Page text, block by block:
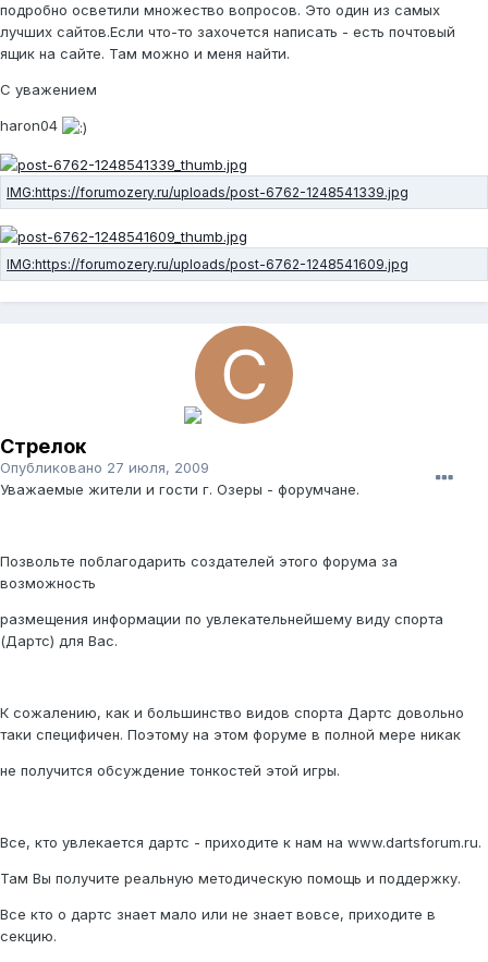
подробно осветили множество вопросов. Это один из самых
лучших сайтов.Если что-то захочется написать - есть почтовый
ящик на сайте. Там можно и меня найти.
С уважением
haron04
Стрелок
Опубликовано 27 июля, 2009
Уважаемые жители и гости г. Озеры - форумчане.
Позвольте поблагодарить создателей этого форума за
возможность
размещения информации по увлекательнейшему виду спорта
(Дартс) для Вас.
К сожалению, как и большинство видов спорта Дартс довольно
таки специфичен. Поэтому на этом форуме в полной мере никак
не получится обсуждение тонкостей этой игры.
Все, кто увлекается дартс - приходите к нам на www.dartsforum.ru.
Там Вы получите реальную методическую помощь и поддержку.
Все кто о дартс знает мало или не знает вовсе, приходите в
секцию.